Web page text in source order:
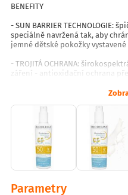
BENEFITY
- SUN BARRIER
speciálně navržená tak, aby
jemné dětské pokožky
- TROJITÁ OCHRANA:
záření - antioxidační ochrana
- 8H hydratace,
- VYSOKÁ ODOLNOST: vůči
- APLIKACE: na vlhkou nebo
rychle se vstřebává,
- vhodný pro děti od 12 měsíců,
- na obličej a tělo,
Parametry